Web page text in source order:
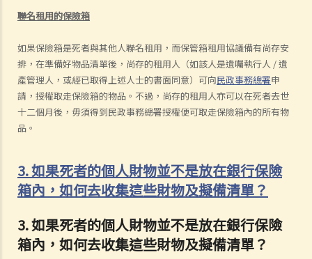
聯名租用的保險箱
如果保險箱是死者與其他人聯名租用，而保管箱租用協議備有尚存安
排，在準備好物品清單後，尚存的租用人（如該人是遺囑執行人 / 遺
產管理人，或經已取得上述人士的書面同意）可向民政事務總署申
請，授權取走保險箱的物品。不過，尚存的租用人亦可以在死者去世
十二個月後，毋須得到民政事務總署授權便可取走保險箱內的所有物
品。
3. 如果死者的個人財物並不是放在銀行保險
箱內，如何去收集這些財物及擬備清單？
3. 如果死者的個人財物並不是放在銀行保險
箱內，如何去收集這些財物及擬備清單？